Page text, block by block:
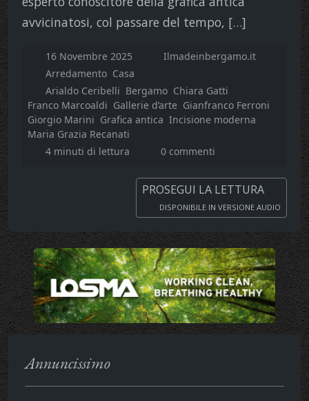
avvicinatosi, col passare del tempo, […]
16 Novembre 2025
Ilmadeinbergamo.it
Arredamento Casa
Arialdo Ceribelli Bergamo Chiara Gatti
Franco Marcoaldi Gallerie d’arte Gianfranco Ferroni
Giorgio Marini Grafica antica Incisione moderna
Maria Grazia Recanati
4 minuti di lettura
0 commenti
PROSEGUI LA LETTURA
DISPONIBILE IN VERSIONE AUDIO
Annuncissimo